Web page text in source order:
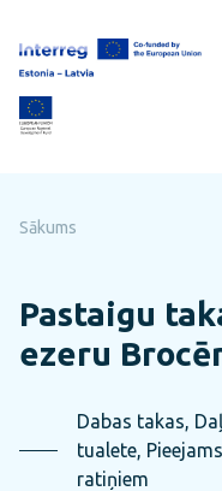
uz
lapas
saturu
Sākums
Pastaigu
ezeru
Dabas takas,
tualete,
ratiņiem